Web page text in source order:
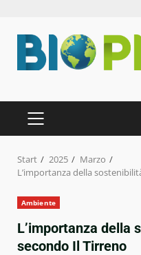
Inhalt
springen
PRIMÄRES
MENÜ
Start 2025
Marzo
L’importanza della
Ambiente
L’importanza della
secondo Il Tirreno